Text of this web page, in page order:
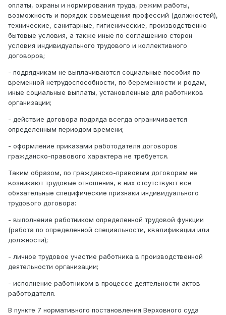
оплаты, охраны и нормирования труда, режим работы,
возможность и порядок совмещения профессий (должностей),
технические, санитарные, гигиенические, производственно-
бытовые условия, а также иные по соглашению сторон
условия индивидуального трудового и коллективного
договоров;
- подрядчикам не выплачиваются социальные пособия по
временной нетрудоспособности, по беременности и родам,
иные социальные выплаты, установленные для работников
организации;
- действие договора подряда всегда ограничивается
определенным периодом времени;
- оформление приказами работодателя договоров
гражданско-правового характера не требуется.
Таким образом, по гражданско-правовым договорам не
возникают трудовые отношения, в них отсутствуют все
обязательные специфические признаки индивидуального
трудового договора:
- выполнение работником определенной трудовой функции
(работа по определенной специальности, квалификации или
должности);
- личное трудовое участие работника в производственной
деятельности организации;
- исполнение работником в процессе деятельности актов
работодателя.
В пункте 7 нормативного постановления Верховного суда